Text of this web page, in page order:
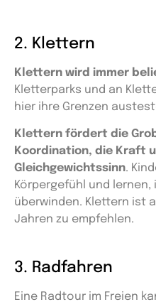
2. Klettern
Klettern wird immer
Kletterparks und an
hier ihre Grenzen
Klettern fördert die
Koordination, die Kraft
Gleichgewichtssinn.
Körpergefühl und lernen,
überwinden. Klettern ist
Jahren zu empfehlen.
3. Radfahren
Eine Radtour im Freien